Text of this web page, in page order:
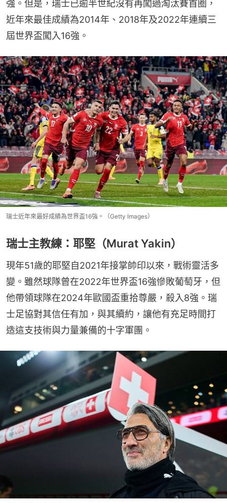
強。但是，瑞士已逾半世紀沒有再闖過淘汰賽首圈，
近年來最佳成績為2014年、2018年及2022年連續三
屆世界盃闖入16強。
瑞士近年來最好成績為世界盃16強。（Getty Images）
瑞士主教練：耶堅（Murat Yakin）
現年51歲的耶堅自2021年接掌帥印以來，戰術靈活多
變。雖然球隊曾在2022年世界盃16強慘敗葡萄牙，但
他帶領球隊在2024年歐國盃重拾尊嚴，殺入8強。瑞
士足協對其信任有加，與其續約，讓他有充足時間打
造這支技術與力量兼備的十字軍團。